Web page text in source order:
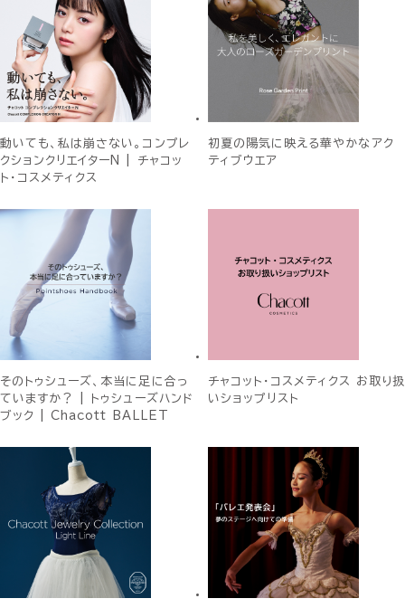
動いても、私は崩さない。コンプレ
クションクリエイターN | チャコッ
ト・コスメティクス
初夏の陽気に映える華やかなアク
ティブウエア
そのトゥシューズ、本当に足に合っ
ていますか？ | トゥシューズハンド
ブック | Chacott BALLET
チャコット・コスメティクス お取り扱
いショップリスト